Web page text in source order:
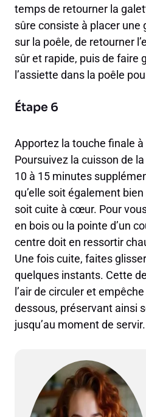
temps de retourner la
sûre consiste à placer une
sur la poêle, de retourner
sûr et rapide, puis de faire
l’assiette dans la poêle
Étape 6
Apportez la touche finale
Poursuivez la cuisson de
10 à 15 minutes
qu’elle soit également
soit cuite à cœur. Pour
en bois ou la pointe d’un
centre doit en ressortir
Une fois cuite, faites
quelques instants. Cette
l’air de circuler et
dessous, préservant ainsi
jusqu’au moment de servir.